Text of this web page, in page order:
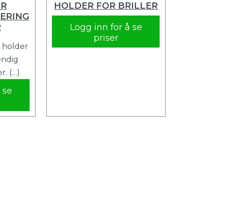
holder
(…)
HOLDER FOR BRILLER
Logg inn for å se
priser